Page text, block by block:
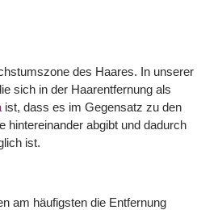
des Haares. In unserer
sich in der Haarentfernung als
ist, dass es im Gegensatz zu den
hintereinander abgibt und dadurch
ist.
am häufigsten die Entfernung